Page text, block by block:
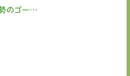
姿勢の基礎⑤「正しい姿勢のゴールを知る（正しい姿勢とは？）」